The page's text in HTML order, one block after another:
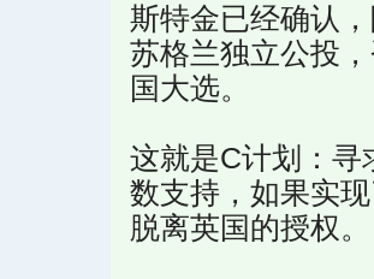
斯特金已经确认
苏格兰独立公投
国大选。
这就是C计划：寻
数支持，如果实
脱离英国的授权。